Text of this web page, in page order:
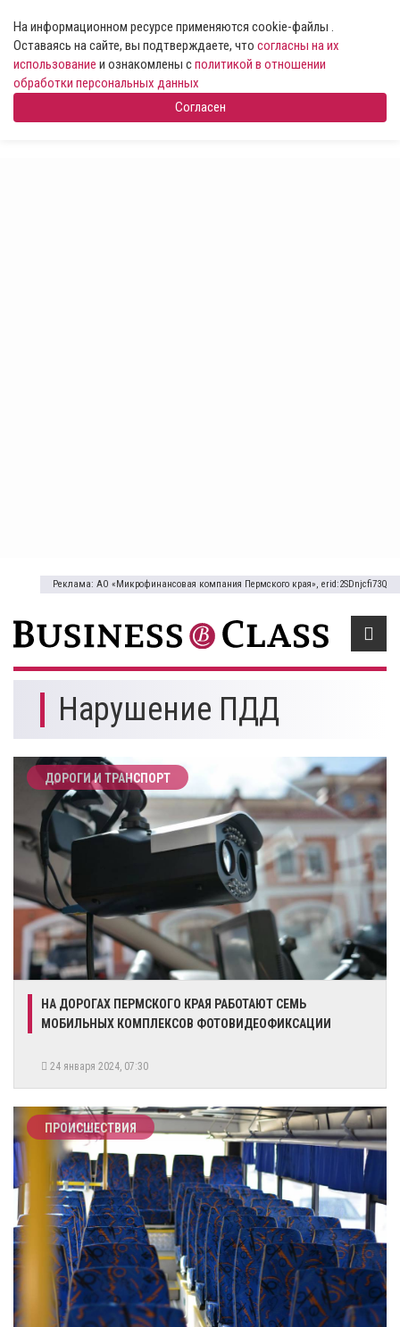
На информационном ресурсе применяются cookie-файлы .
Оставаясь на сайте, вы подтверждаете, что согласны на их
использование и ознакомлены сполитикой в отношении
обработки персональных данных
Согласен
Реклама: АО «Микрофинансовая компания Пермского края», erid:2SDnjcfi73Q
Нарушение ПДД
ДОРОГИ И ТРАНСПОРТ
НА ДОРОГАХ ПЕРМСКОГО КРАЯ РАБОТАЮТ СЕМЬ
МОБИЛЬНЫХ КОМПЛЕКСОВ ФОТОВИДЕОФИКСАЦИИ
24 января 2024, 07:30
ПРОИСШЕСТВИЯ